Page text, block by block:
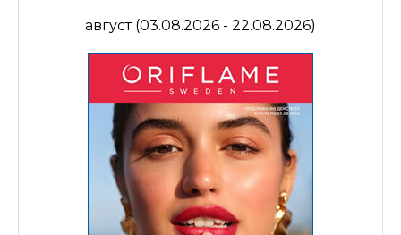
август (03.08.2026 - 22.08.2026)